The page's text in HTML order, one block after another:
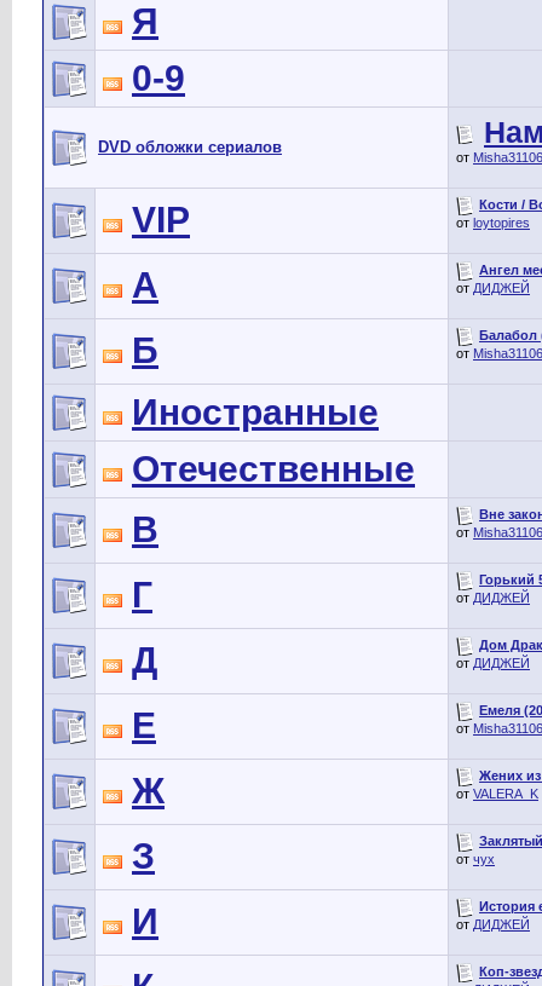
Я
0-9
DVD обложки сериалов
от
VIP
Кости /
от loytopires
А
Ангел
от ДИДЖЕЙ
Б
Балабол
от
Иностранные
Отечественные
В
Вне
от
Г
Горький
от ДИДЖЕЙ
Д
Дом
от ДИДЖЕЙ
Е
Емеля
от
Ж
Жених
от VALERA_K
З
от чух
И
История
от ДИДЖЕЙ
Коп-